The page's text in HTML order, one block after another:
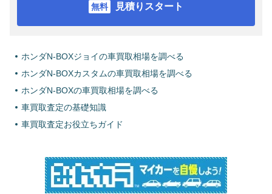
見積りスタート
ホンダN-BOXジョイの車買取相場を調べる
ホンダN-BOXカスタムの車買取相場を調べる
ホンダN-BOXの車買取相場を調べる
車買取査定の基礎知識
車買取査定お役立ちガイド